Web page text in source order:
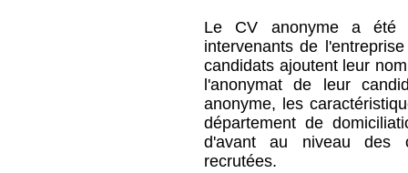
Le CV anonyme a été
intervenants de
candidats ajoutent leur
l'anonymat de leur
anonyme, les
département de
d'avant au niveau des
recrutées.